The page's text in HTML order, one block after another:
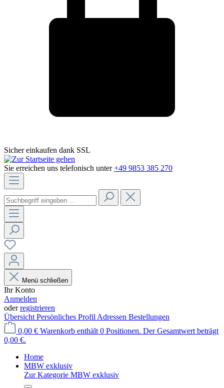
Sicher einkaufen dank SSL
Sie erreichen uns telefonisch unter +49 9853 385 270
Menü schließen
Ihr Konto
Anmelden
oderregistrieren
Übersicht Persönliches Profil Adressen Bestellungen
0,00 € Warenkorb enthält 0 Positionen. Der Gesamtwert beträgt
0,00 €.
Home
MBW exklusiv
Zur Kategorie MBW exklusiv